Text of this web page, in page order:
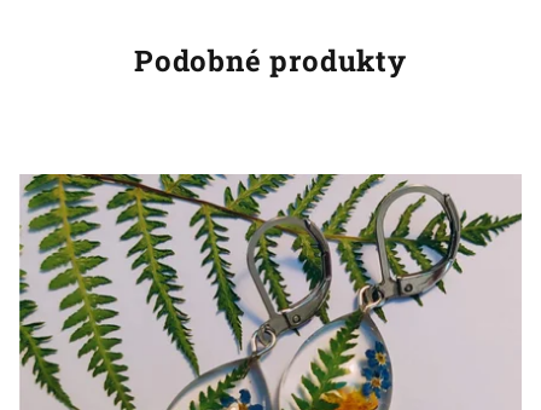
hvězdiček.
Podobné produkty